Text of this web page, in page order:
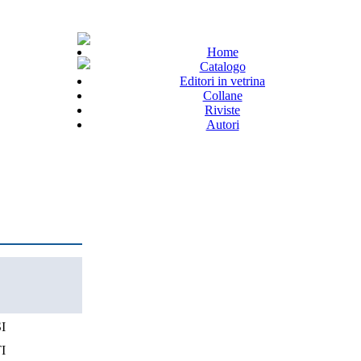
Home
Catalogo
Editori in vetrina
Collane
Riviste
Autori